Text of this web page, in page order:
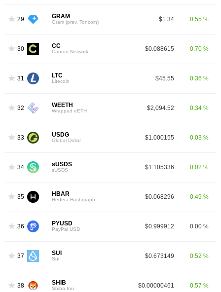
29 GRAM
Gram (prev. Toncoin) $1.34 0.55 %
30 CC
Canton Network $0.088615 0.70 %
31 LTC
Litecoin $45.55 0.36 %
32 WEETH
Wrapped eETH $2,094.52 0.34 %
33 USDG
Global Dollar $1.000155 0.03 %
34 sUSDS
sUSDS $1.105336 0.02 %
35 HBAR
Hedera Hashgraph $0.068296 0.49 %
36 PYUSD
PayPal USD $0.999912 0.00 %
37 SUI
Sui $0.673149 0.52 %
38 SHIB
Shiba Inu $0.00000461 0.57 %